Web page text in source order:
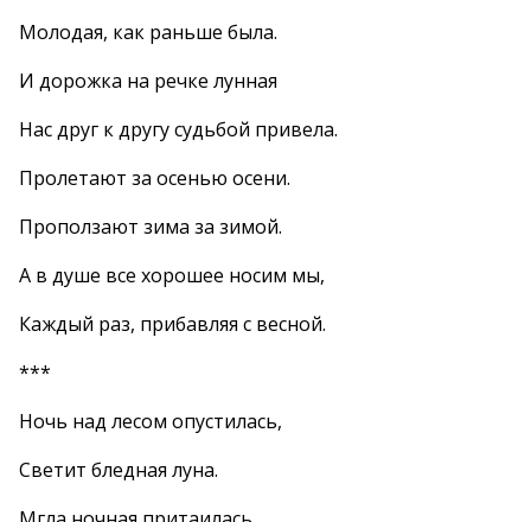
Молодая, как раньше была.
И дорожка на речке лунная
Нас друг к другу судьбой привела.
Пролетают за осенью осени.
Проползают зима за зимой.
А в душе все хорошее носим мы,
Каждый раз, прибавляя с весной.
***
Ночь над лесом опустилась,
Светит бледная луна.